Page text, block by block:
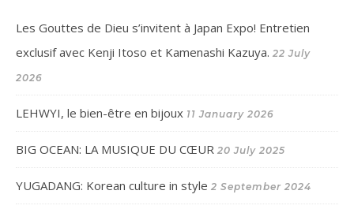
Les Gouttes de Dieu s’invitent à Japan Expo! Entretien
exclusif avec Kenji Itoso et Kamenashi Kazuya. 22 July
2026
LEHWYI, le bien-être en bijoux 11 January 2026
BIG OCEAN: LA MUSIQUE DU CŒUR 20 July 2025
YUGADANG: Korean culture in style 2 September 2024